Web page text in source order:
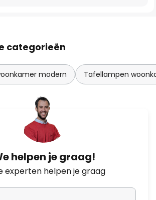
categorieën
modern Tafellampen
helpen je graag!
experten helpen je graag